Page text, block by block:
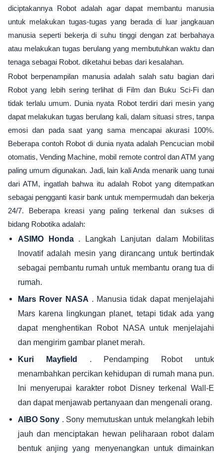
diciptakannya Robot adalah agar dapat membantu manusia
untuk melakukan tugas-tugas yang berada di luar jangkauan
manusia seperti bekerja di suhu tinggi dengan zat berbahaya
atau melakukan tugas berulang yang membutuhkan waktu dan
tenaga sebagai Robot. diketahui bebas dari kesalahan.
Robot berpenampilan manusia adalah salah satu bagian dari
Robot yang lebih sering terlihat di Film dan Buku Sci-Fi dan
tidak terlalu umum. Dunia nyata Robot terdiri dari mesin yang
dapat melakukan tugas berulang kali, dalam situasi stres, tanpa
emosi dan pada saat yang sama mencapai akurasi 100%.
Beberapa contoh Robot di dunia nyata adalah Pencucian mobil
otomatis, Vending Machine, mobil remote control dan ATM yang
paling umum digunakan. Jadi, lain kali Anda menarik uang tunai
dari ATM, ingatlah bahwa itu adalah Robot yang ditempatkan
sebagai pengganti kasir bank untuk mempermudah dan bekerja
24/7. Beberapa kreasi yang paling terkenal dan sukses di
bidang Robotika adalah:
ASIMO Honda. Langkah Lanjutan dalam Mobilitas
Inovatif adalah mesin yang dirancang untuk bertindak
sebagai pembantu rumah untuk membantu orang tua di
rumah.
Mars Rover NASA . Manusia tidak dapat menjelajahi
Mars karena lingkungan planet, tetapi tidak ada yang
dapat menghentikan Robot NASA untuk menjelajahi
dan mengirim gambar planet merah.
Kuri Mayfield
. Pendamping Robot untuk
menambahkan percikan kehidupan di rumah mana pun.
Ini menyerupai karakter robot Disney terkenal Wall-E
dan dapat menjawab pertanyaan dan mengenali orang.
AIBO Sony . Sony memutuskan untuk melangkah lebih
jauh dan menciptakan hewan peliharaan robot dalam
bentuk anjing yang menyenangkan untuk dimainkan